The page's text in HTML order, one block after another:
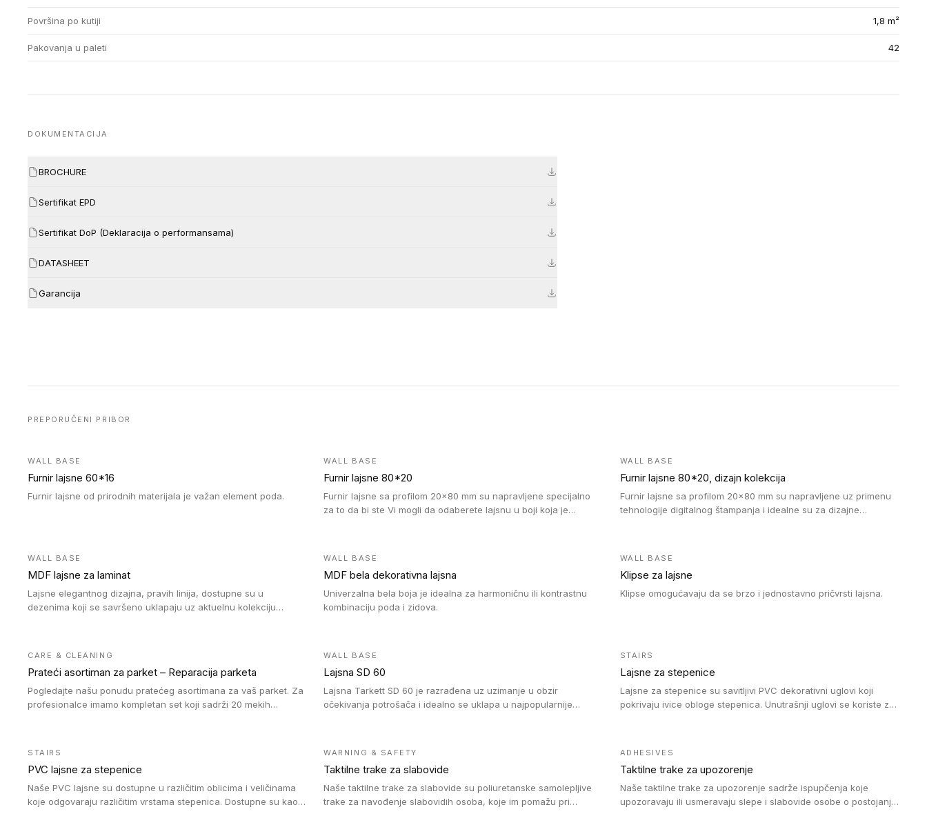
Površina po kutiji 1,8 m²
Pakovanja u paleti 42
DOKUMENTACIJA
BROCHURE
Sertifikat EPD
Sertifikat DoP (Deklaracija o performansama)
DATASHEET
Garancija
PREPORUČENI PRIBOR
WALL BASE
Furnir lajsne 60*16
Furnir lajsne od prirodnih materijala je važan element poda.
WALL BASE
Furnir lajsne 80*20
Furnir lajsne sa profilom 20x80 mm su napravljene specijalno
za to da bi ste Vi mogli da odaberete lajsnu u boji koja je
WALL BASE
Furnir lajsne 80*20, dizajn kolekcija
Furnir lajsne sa profilom 20x80 mm su napravljene uz primenu
tehnologije digitalnog štampanja i idealne su za dizajne
WALL BASE
MDF lajsne za laminat
Lajsne elegantnog dizajna, pravih linija, dostupne su u
dezenima koji se savršeno uklapaju uz aktuelnu kolekciju
WALL BASE
MDF bela dekorativna lajsna
Univerzalna bela boja je idealna za harmoničnu ili kontrastnu
kombinaciju poda i zidova.
WALL BASE
Klipse za lajsne
Klipse omogućavaju da se brzo i jednostavno pričvrsti lajsna.
CARE & CLEANING
Prateći asortiman za parket – Reparacija parketa
Pogledajte našu ponudu pratećeg asortimana za vaš parket. Za
profesionalce imamo kompletan set koji sadrži 20 mekih
fiksirate vosak našim lakom za reparaciju. Za naše drvene
podove prekrivene tvrdim voskom nudimo Oil Repair kit sa uljem,
četkicama i šmirglom. Da li je tokom postavljanja drvenog poda
WALL BASE
Lajsna SD 60
Lajsna Tarkett SD 60 je razrađena uz uzimanje u obzir
očekivanja potrošača i idealno se uklapa u najpopularnije
STAIRS
Lajsne za stepenice
Lajsne za stepenice su savitljivi PVC dekorativni uglovi koji
pokrivaju ivice obloge stepenica. Unutrašnji uglovi se koriste za
podovima i Tarkett Tapiflex oblogama za stepenice.
STAIRS
PVC lajsne za stepenice
Naše PVC lajsne su dostupne u različitim oblicima i veličinama
koje odgovaraju različitim vrstama stepenica. Dostupne su kao
WARNING & SAFETY
Taktilne trake za slabovide
Naše taktilne trake za slabovide su poliuretanske samolepljive
trake za navođenje slabovidih osoba, koje im pomažu pri
ADHESIVES
Taktilne trake za upozorenje
Naše taktilne trake za upozorenje sadrže ispupčenja koje
upozoravaju ili usmeravaju slepe i slabovide osobe o postojanju